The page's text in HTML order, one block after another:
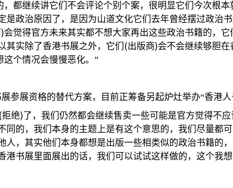
，都继续讲它们不会评论个别个案，很明显它们今次根
是政治原因了，是因为山道文化它们去年曾经摆过政治
)会觉得官方未来其实都不想大家再出这些政治书籍的，
实除了香港书展之外，它们 (出版商)会不会继续够胆在
这个情况会慢慢恶化。”
展参展资格的替代方案，目前正筹备另起炉灶举办“香港人
拒绝) 了，我们仍然都会继续售卖一些可能是官方觉得不
同的，我们本身的主题上是有这个意思的，我们尽量都
，其实他们本身都想是出版一些相类似的政治书籍的
书展里面展出的话，我们可以试试这样做的，这个我